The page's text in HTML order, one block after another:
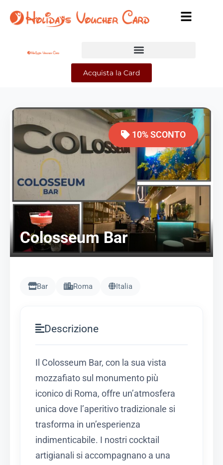
Acquista la Card
10% SCONTO
Colosseum Bar
Bar Roma Italia
Descrizione
Il Colosseum Bar, con la sua vista
mozzafiato sul monumento più
iconico di Roma, offre un’atmosfera
unica dove l’aperitivo tradizionale si
trasforma in un’esperienza
indimenticabile. I nostri cocktail
artigianali si accompagnano a una